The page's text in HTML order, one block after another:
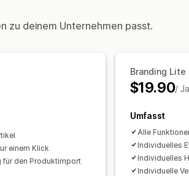
zu deinem Unternehmen passt.
einem Klick
für den Produktimport
Branding Lite
$19.90/
Umfasst
Alle
Individuelles
Individuelles
Individuelle